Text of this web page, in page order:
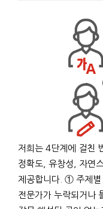
저희는 4단계에 걸친
정확도, 유창성, 자연
제공합니다. ① 주제
전문가가 누락되거나